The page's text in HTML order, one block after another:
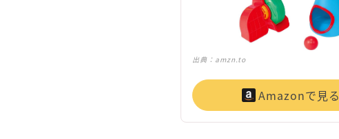
出典： amzn.to
Amazonで見る